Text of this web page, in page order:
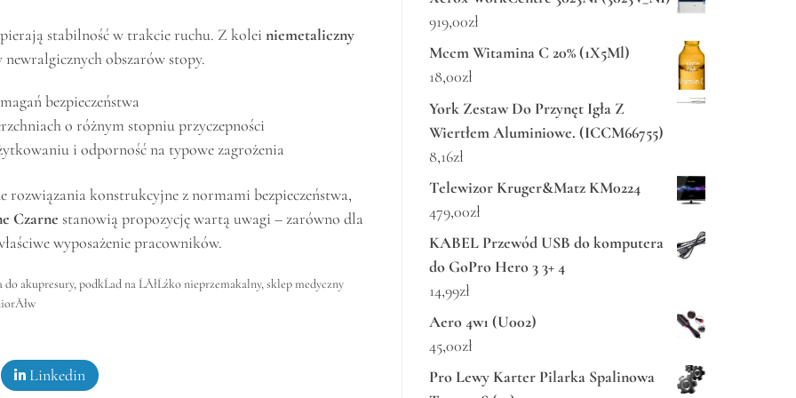
stabilność w trakcie ruchu. Z kolei niemetaliczny
obszarów stopy.
bezpieczeństwa
o różnym stopniu przyczepności
i odporność na typowe zagrożenia
rozwiązania konstrukcyjne z normami bezpieczeństwa,
Czarne stanowią propozycję wartą uwagi – zarówno dla
wyposażenie pracowników.
do akupresury,podkĹad na ĹĂłĹźko nieprzemakalny,sklep medyczny
Linkedin
919,00zł
Mccm Witamina C 20% (1X5Ml)
18,00zł
York Zestaw Do Przynęt Igła Z
Wiertłem Aluminiowe. (ICCM66755)
8,16zł
Telewizor Kruger&Matz KM0224
479,00zł
KABEL Przewód USB do komputera
do GoPro Hero 3 3+ 4
14,99zł
Aero 4w1 (U002)
45,00zł
Pro Lewy Karter Pilarka Spalinowa